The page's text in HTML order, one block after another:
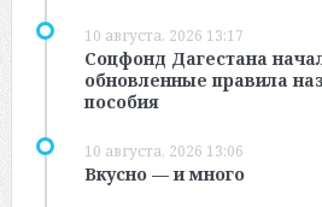
10 августа, 2026 13:17
Соцфонд Дагестана
обновленные правила
пособия
10 августа, 2026 13:06
Вкусно — и много